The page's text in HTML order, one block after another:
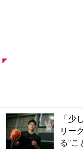
「少
リー
る”こ